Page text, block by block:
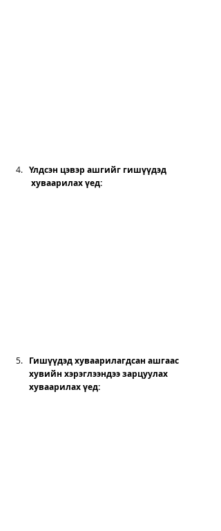
Үлдсэн цэвэр ашгийг гишүүдэд
хуваарилах үед:
Гишүүдэд хуваарилагдсан ашгаас
хувийн хэрэглээндээ зарцуулах
хуваарилах үед: